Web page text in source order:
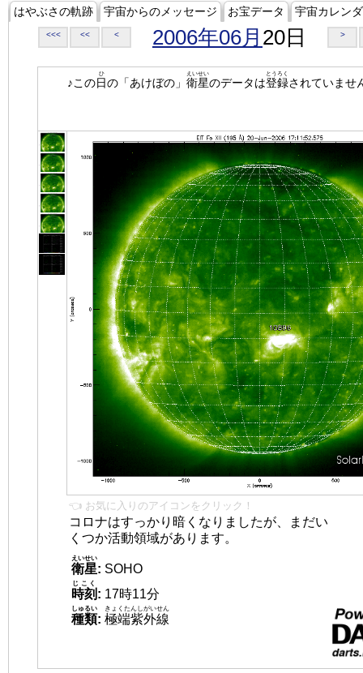
はやぶさの軌跡 宇宙からのメッセージ お宝データ 宇宙カレン
<<< << < 2006年06月 20日 >
♪この日
ひ
の「あけぼの」 衛星
えいせい
のデータは登録
とうろく
されていませ
👈 お気に入りのアイコンをクリック！
コロナはすっかり暗くなりましたが、まだい
くつか活動領域があります。
衛星
えいせい
: SOHO
時刻
じこく
: 17時11分
種類
しゅるい
: 極端紫外線
きょくたんしがいせん